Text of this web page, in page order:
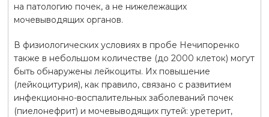
на патологию почек, а не нижележащих
мочевыводящих органов.
В физиологических условиях в пробе Нечипоренко
также в небольшом количестве (до 2000 клеток) могут
быть обнаружены лейкоциты. Их повышение
(лейкоцитурия), как правило, связано с развитием
инфекционно-воспалительных заболеваний почек
(пиелонефрит) и мочевыводящих путей: уретерит,